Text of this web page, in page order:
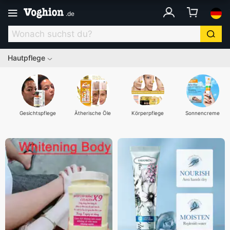
.de
Hautpflege
Gesichtspflege Ätherische Öle Körperpflege Sonnencreme